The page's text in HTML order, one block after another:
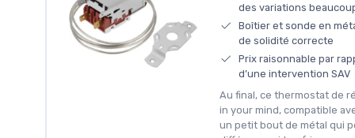
des variations
Boîtier et sonde en
de solidité correcte
Prix raisonnable par
d’une intervention SAV
Au final, ce thermostat de
in your mind, compatible
un petit bout de métal qui